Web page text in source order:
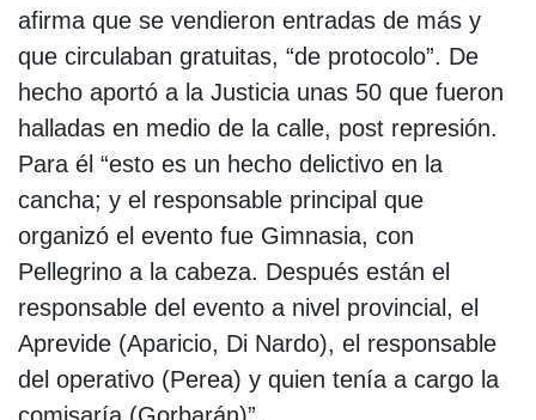
afirma que se vendieron entradas de más y
que circulaban gratuitas, “de protocolo”. De
hecho aportó a la Justicia unas 50 que fueron
halladas en medio de la calle, post represión.
Para él “esto es un hecho delictivo en la
cancha; y el responsable principal que
organizó el evento fue Gimnasia, con
Pellegrino a la cabeza. Después están el
responsable del evento a nivel provincial, el
Aprevide (Aparicio, Di Nardo), el responsable
del operativo (Perea) y quien tenía a cargo la